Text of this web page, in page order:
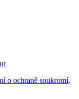
o ochraně soukromí,